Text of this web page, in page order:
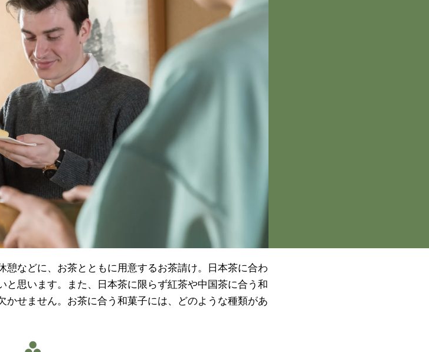
憩などに、お茶とともに用意するお茶請け。日本茶に合わ
思います。また、日本茶に限らず紅茶や中国茶に合う和
せません。お茶に合う和菓子には、どのような種類があ